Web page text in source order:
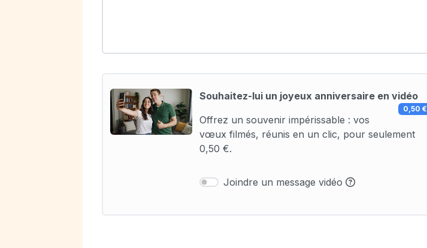
Souhaitez-lui un joyeux anniversaire en vidéo
0,50 €
Offrez un souvenir impérissable : vos
vœux filmés, réunis en un clic, pour seulement
0,50 €.
Joindre un message vidéo